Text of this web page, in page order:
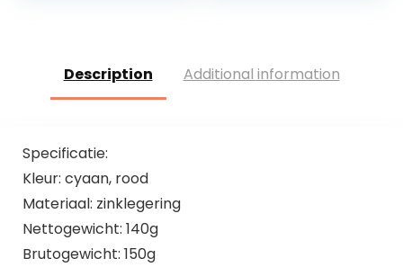
Description Additional information
Specificatie:
Kleur: cyaan, rood
Materiaal: zinklegering
Nettogewicht: 140g
Brutogewicht: 150g